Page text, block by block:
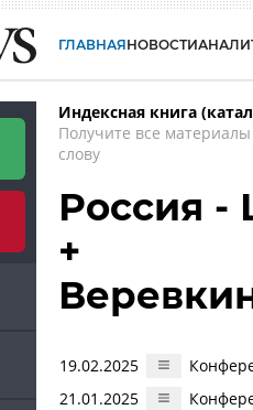
ГЛАВНАЯНОВОСТИ
Индексная книга
Получите все
слову
Россия -
+
19.02.2025
21.01.2025